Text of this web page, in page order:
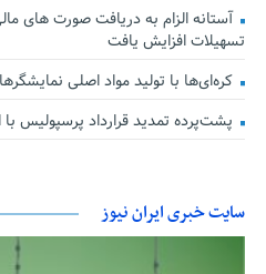
تسهیلات افزایش یافت
کره‌ای‌ها با تولید مواد اصلی
پشت‌پرده تمدید قرارداد پرسپولیس
سایت خبری ایران نیوز